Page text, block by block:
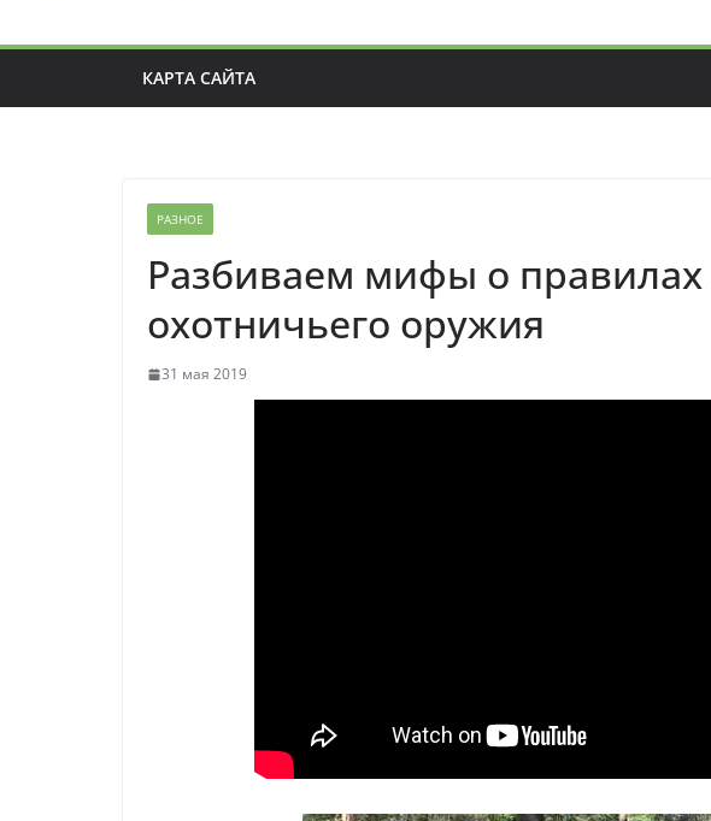
КАРТА САЙТА
РАЗНОЕ
Разбиваем мифы о правилах
охотничьего оружия
31 мая 2019